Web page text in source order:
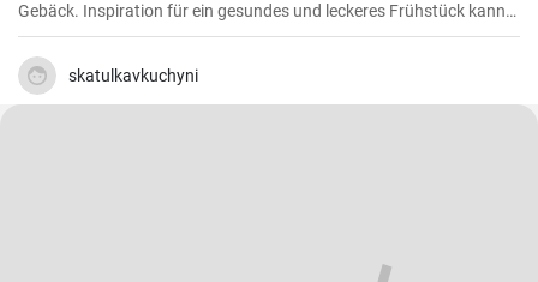
Gebäck. Inspiration für ein gesundes und leckeres Frühstück kann
man nie genug haben.
skatulkavkuchyni